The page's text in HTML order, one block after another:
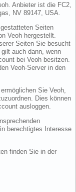
Anbieter ist die FC2,
NV 89147, USA.
Seiten
Veoh hergestellt.
Seiten Sie besucht
auch dann, wenn
bei Veoh besitzen.
Veoh-Server in den
Sie Veoh,
Dies können
ausloggen.
berechtigtes Interesse
finden Sie in der